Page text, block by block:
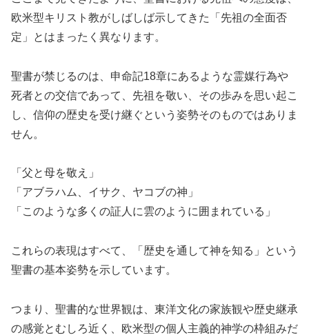
欧米型キリスト教がしばしば示してきた「先祖の全面否
定」とはまったく異なります。
聖書が禁じるのは、申命記18章にあるような霊媒行為や
死者との交信であって、先祖を敬い、その歩みを思い起こ
し、信仰の歴史を受け継ぐという姿勢そのものではありま
せん。
「父と母を敬え」
「アブラハム、イサク、ヤコブの神」
「このような多くの証人に雲のように囲まれている」
これらの表現はすべて、「歴史を通して神を知る」という
聖書の基本姿勢を示しています。
つまり、聖書的な世界観は、東洋文化の家族観や歴史継承
の感覚とむしろ近く、欧米型の個人主義的神学の枠組みだ